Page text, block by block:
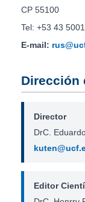
CP 55100
Tel: +53 43
E-mail:
Dirección
Director
DrC.
Editor